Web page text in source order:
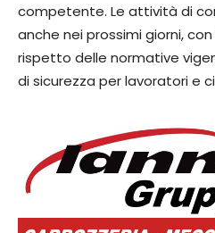
competente. Le attività di
anche nei prossimi giorni,
rispetto delle normative
di sicurezza per lavoratori e